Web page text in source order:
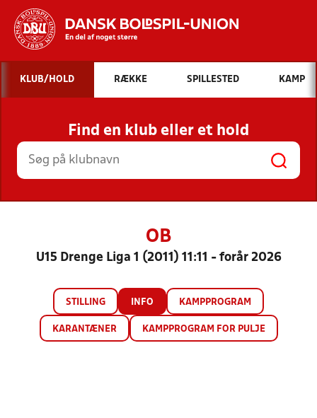
Hvad vil du søge efter?
INDHOLD OG NYHEDER
STILLINGER, RESULTATER, KLUBBER OG
HOLD
KLUB/HOLD RÆKKE SPILLESTED KAMP
Find en klub eller et hold
OB
U15 Drenge Liga 1 (2011) 11:11 - forår 2026
STILLING INFO KAMPPROGRAM
KARANTÆNER KAMPPROGRAM FOR PULJE